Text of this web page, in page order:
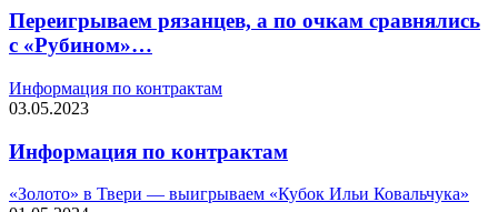
Переигрываем рязанцев, а по очкам сравнялись
с «Рубином»…
Информация по контрактам
03.05.2023
Информация по контрактам
«Золото» в Твери — выигрываем «Кубок Ильи Ковальчука»